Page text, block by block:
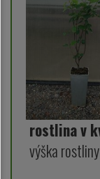
rostlina v
výška